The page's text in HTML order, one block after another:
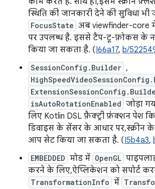
स्थिति की जानकारी देने की सुविधा भी
FocusState अब viewfinder-core
पर उपलब्ध है. इससे टैप-टू-फ़ोकस के
किया जा सकता है. (I66a17, b/
SessionConfig.Builder ,
isAutoRotationEnabled जोड़ा
लिए Kotlin DSL फ़ैक्ट्री फ़ंक्शन पेश
डिवाइस के सेंसर के आधार पर, स्क्रीन
आप सेट किया जा सकता है. (I5b4a3,
EMBEDDED मोड में OpenGL
करने के लिए, ऐप्लिकेशन को सपोर्ट
TransformationInfo में